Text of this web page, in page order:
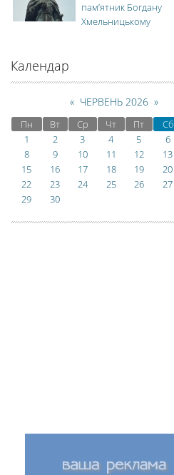
пам’ятник Богдану
Хмельницькому
Календар
« ЧЕРВЕНЬ 2026 »
Пн Вт Ср Чт Пт Сб
1
2 3 4 5 6
8
9 10 11 12 13
15
16 17 18 19 20
22
23 24 25 26 27
29
30